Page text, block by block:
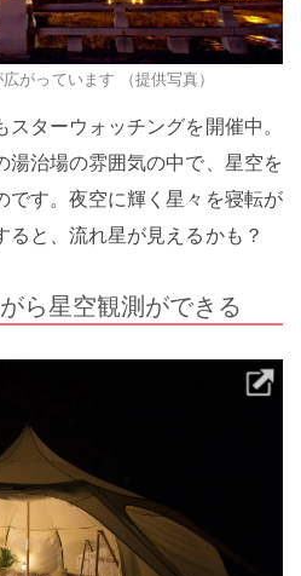
がっています （提供写真）
ターウォッチングを開催中。
湯治場の雰囲気の中で、星空を
です。夜空に輝く星々を寝転が
と、流れ星が見えるかも？
ら星空観測ができる